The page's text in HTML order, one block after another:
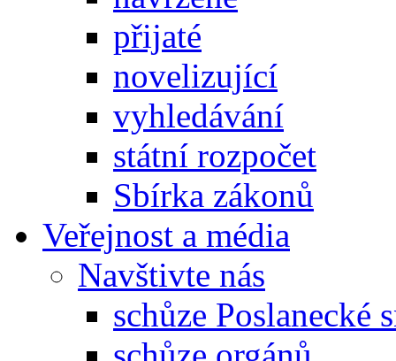
přijaté
novelizující
vyhledávání
státní rozpočet
Sbírka zákonů
Veřejnost a média
Navštivte nás
schůze Poslanecké